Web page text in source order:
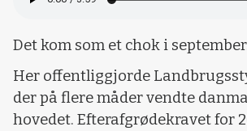
Det kom som et chok i
Her offentliggjorde
der på flere måder vendte
hovedet. Efterafgrødekravet for